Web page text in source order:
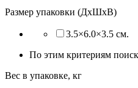
Размер упаковки (ДхШхВ)
3.5×6.0×3.5 см.
По этим критериям
Вес в упаковке, кг